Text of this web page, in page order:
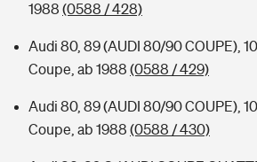
1988 (0588 / 428)
Audi 80, 89 (AUDI 80/90 COUPE),
Coupe, ab 1988 (0588 / 429)
Audi 80, 89 (AUDI 80/90 COUPE),
Coupe, ab 1988 (0588 / 430)